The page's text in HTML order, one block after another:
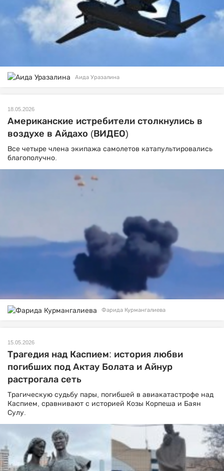
Аида Уразалина
18.05.2026
Американские истребители столкнулись в
воздухе в Айдахо (ВИДЕО)
Все четыре члена экипажа самолетов катапультировались
благополучно.
Фарида Курмангалиева
15.05.2026
Трагедия над Каспием: история любви
погибших под Актау Болата и Айнур
растрогала сеть
Трагическую судьбу пары, погибшей в авиакатастрофе над
Каспием, сравнивают с историей Козы Корпеша и Баян
Сулу.